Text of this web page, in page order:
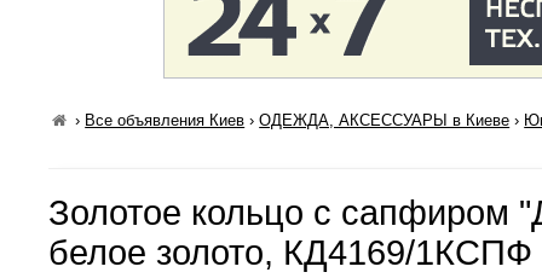
› Все объявления Киев ›ОДЕЖДА, АКСЕССУАРЫ в Киеве ›
Золотое кольцо с сапфиром
белое золото, КД4169/1КСПФ